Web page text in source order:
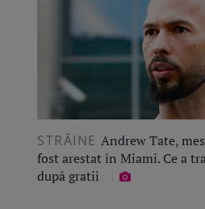
STRĂINE Andrew Tate,
fost arestat în Miami. Ce a
după gratii